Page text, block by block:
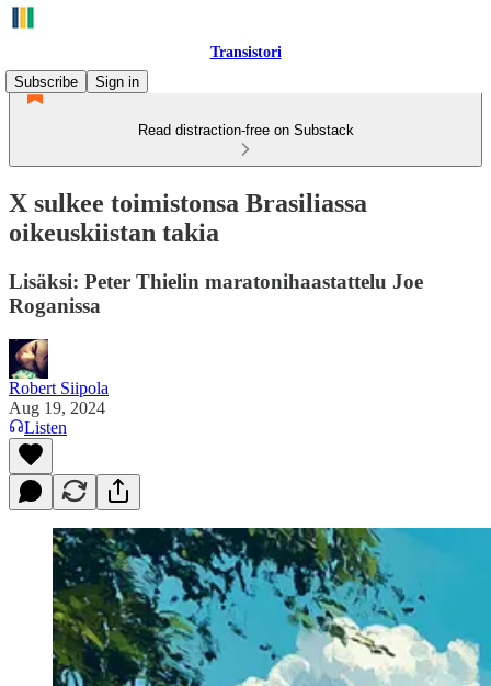
Transistori
Subscribe
Sign in
Read distraction-free on Substack
X sulkee toimistonsa Brasiliassa
oikeuskiistan takia
Lisäksi: Peter Thielin maratonihaastattelu Joe
Roganissa
Robert Siipola
Aug 19, 2024
Listen